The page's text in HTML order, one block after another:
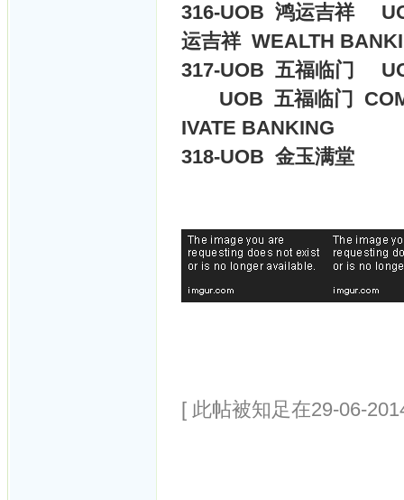
316-UOB 鸿运吉祥
运吉祥 WEALTH
317-UOB 五福临门
UOB 五福临门
IVATE BANKING
318-UOB 金玉满堂
[ 此帖被知足在29-06-